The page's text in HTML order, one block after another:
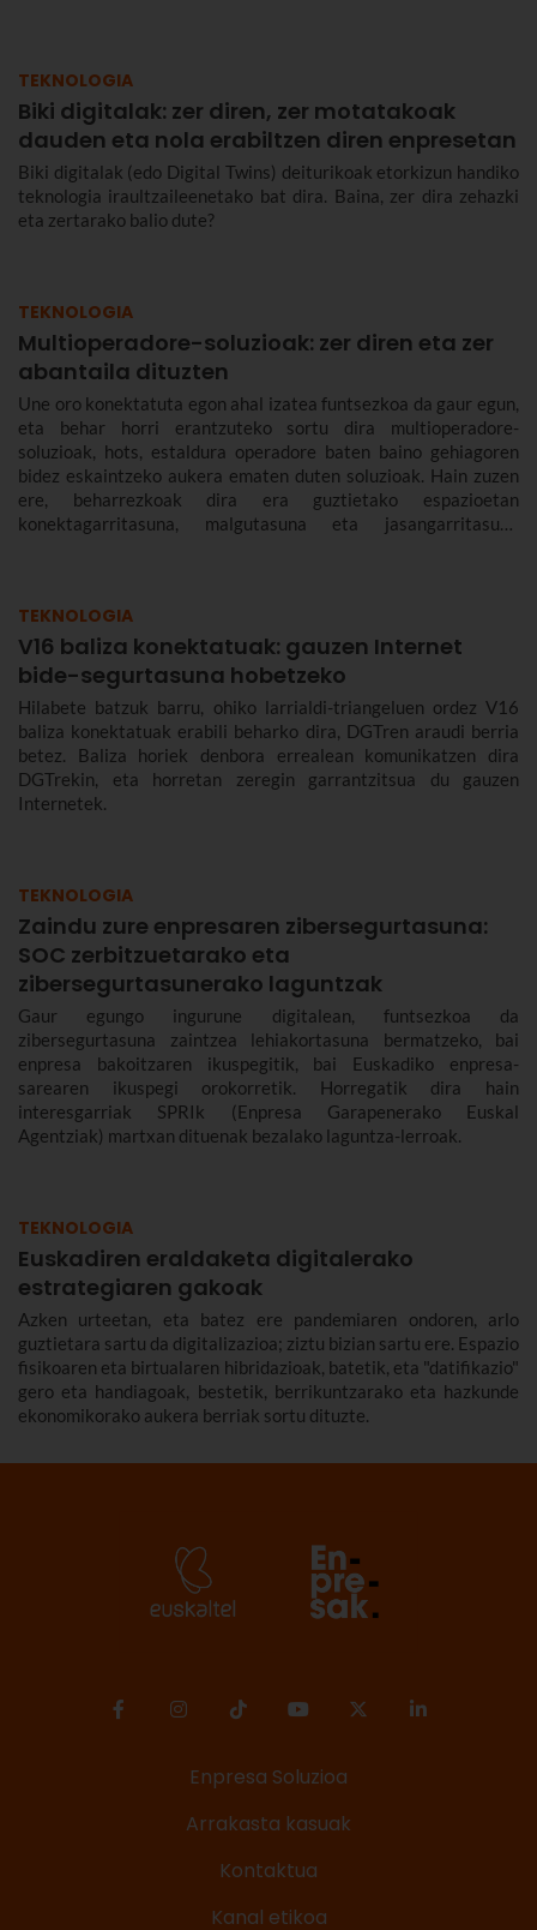
TEKNOLOGIA
Biki digitalak: zer diren, zer motatakoak
dauden eta nola erabiltzen diren enpresetan
Biki digitalak (edo Digital Twins) deiturikoak etorkizun handiko
teknologia iraultzaileenetako bat dira. Baina, zer dira zehazki
eta zertarako balio dute?
TEKNOLOGIA
Multioperadore-soluzioak: zer diren eta zer
abantaila dituzten
Une oro konektatuta egon ahal izatea funtsezkoa da gaur egun,
eta behar horri erantzuteko sortu dira multioperadore-
soluzioak, hots, estaldura operadore baten baino gehiagoren
bidez eskaintzeko aukera ematen duten soluzioak. Hain zuzen
ere, beharrezkoak dira era guztietako espazioetan
konektagarritasuna, malgutasuna eta jasangarritasuna
TEKNOLOGIA
V16 baliza konektatuak: gauzen Internet
bide-segurtasuna hobetzeko
Hilabete batzuk barru, ohiko larrialdi-triangeluen ordez V16
baliza konektatuak erabili beharko dira, DGTren araudi berria
betez. Baliza horiek denbora errealean komunikatzen dira
DGTrekin, eta horretan zeregin garrantzitsua du gauzen
Internetek.
TEKNOLOGIA
Zaindu zure enpresaren zibersegurtasuna:
SOC zerbitzuetarako eta
zibersegurtasunerako laguntzak
Gaur egungo ingurune digitalean, funtsezkoa da
zibersegurtasuna zaintzea lehiakortasuna bermatzeko, bai
enpresa bakoitzaren ikuspegitik, bai Euskadiko enpresa-
sarearen ikuspegi orokorretik. Horregatik dira hain
interesgarriak SPRIk (Enpresa Garapenerako Euskal
Agentziak) martxan dituenak bezalako laguntza-lerroak.
TEKNOLOGIA
Euskadiren eraldaketa digitalerako
estrategiaren gakoak
Azken urteetan, eta batez ere pandemiaren ondoren, arlo
guztietara sartu da digitalizazioa; ziztu bizian sartu ere. Espazio
fisikoaren eta birtualaren hibridazioak, batetik, eta "datifikazio"
gero eta handiagoak, bestetik, berrikuntzarako eta hazkunde
ekonomikorako aukera berriak sortu dituzte.
Enpresa Soluzioa
Arrakasta kasuak
Kontaktua
Kanal etikoa